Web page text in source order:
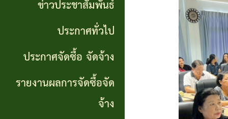
KM)
การ
บริหาร
จัดการ
ตรวจ
สอบ
ภายใน
ข่าวประชาสัมพันธ์
ประกาศทั่วไป
ประกาศจัดซื้อ จัดจ้าง
รายงานผลการจัดซื้อจัด
จ้าง